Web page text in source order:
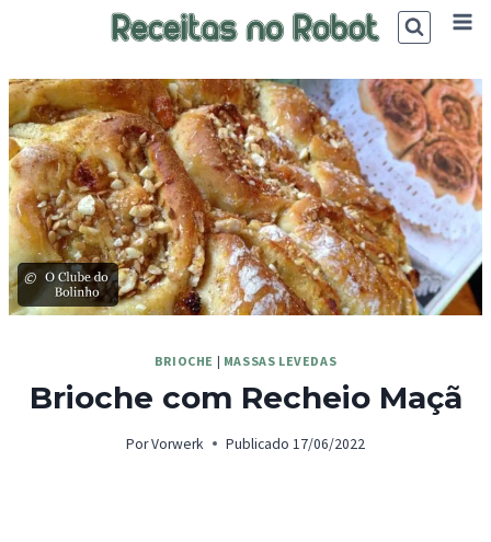
©
BRIOCHE | MASSAS LEVEDAS
Brioche com Recheio Maçã
PorVorwerk Publicado 17/06/2022